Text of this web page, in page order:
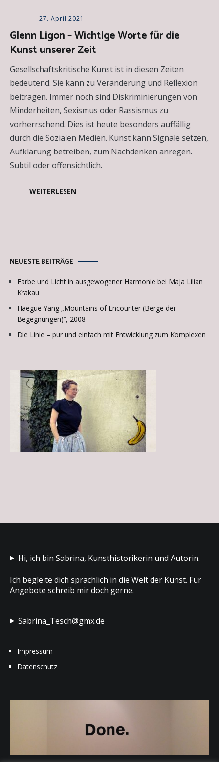
Allgemein ,
Künstlerportäts
27. April 2021
Glenn Ligon – Wichtige Worte für die
Kunst unserer Zeit
Gesellschaftskritische Kunst ist in diesen Zeiten
bedeutend. Sie kann zu Veränderung und Reflexion
beitragen. Immer noch sind Diskriminierungen von
Minderheiten, Sexismus oder Rassismus zu
vorherrschend. Dies ist heute besonders auffällig
durch die Sozialen Medien. Kunst kann Signale setzen,
Aufklärung betreiben, zum Nachdenken anregen.
Subtil oder offensichtlich.
WEITERLESEN
NEUESTE BEITRÄGE
Farbe und Licht in ausgewogener Harmonie bei Maja Lilian
Krakau
Haegue Yang „Mountains of Encounter (Berge der
Begegnungen)“, 2008
Die Linie – pur und einfach mit Entwicklung zum Komplexen
Hi, ich bin Sabrina, Kunsthistorikerin und Autorin.
Ich begleite dich sprachlich in die Welt der Kunst. Für
Angebote schreib mir doch gerne.
Sabrina_Tesch@gmx.de
Impressum
Datenschutz